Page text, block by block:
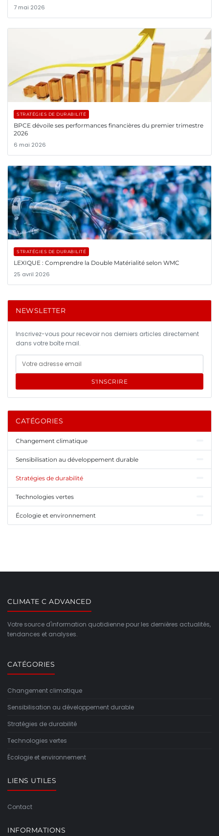
7 mai 2026
STRATÉGIES DE DURABILITÉ
BPCE dévoile ses performances financières du premier trimestre
2026
6 mai 2026
STRATÉGIES DE DURABILITÉ
LEXIQUE : Comprendre la Double Matérialité selon WMC
25 avril 2026
NEWSLETTER
Inscrivez-vous pour recevoir nos derniers articles directement
dans votre boîte mail.
S'INSCRIRE
CATÉGORIES
Changement climatique
Sensibilisation au développement durable
Stratégies de durabilité
Technologies vertes
Écologie et environnement
CLIMATE C ADVANCED
Votre source d'information quotidienne pour les dernières actualités,
tendances et analyses.
CATÉGORIES
Changement climatique
Sensibilisation au développement durable
Stratégies de durabilité
Technologies vertes
Écologie et environnement
LIENS UTILES
Contact
INFORMATIONS